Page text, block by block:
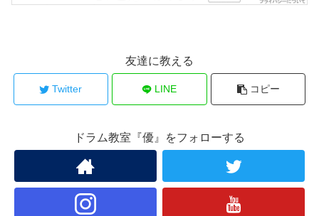
友達に教える
Twitter LINE コピー
ドラム教室『優』をフォローする